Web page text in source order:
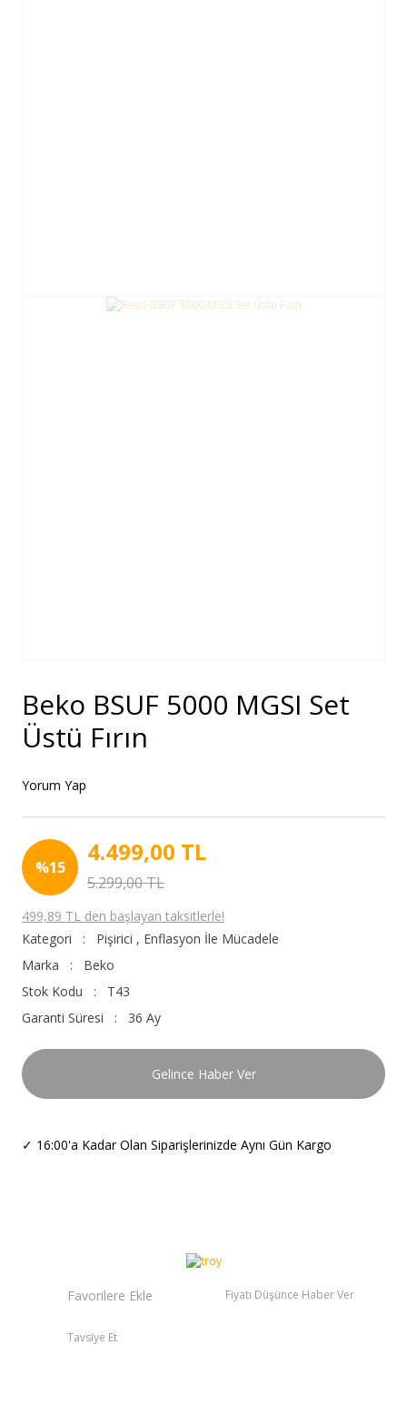
Beko BSUF 5000 MGSI Set
Üstü Fırın
Yorum Yap
%15
4.499,00 TL
5.299,00 TL
499,89 TL den başlayan taksitlerle!
Kategori
Pişirici , Enflasyon İle Mücadele
Marka
Beko
Stok Kodu
T43
Garanti Süresi
36 Ay
Gelince Haber Ver
✓ 16:00'a Kadar Olan Siparişlerinizde Aynı Gün Kargo
Fiyatı Düşünce Haber Ver
Tavsiye Et